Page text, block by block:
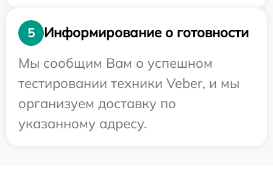
5
Информирование о готовности
Мы сообщим Вам о успешном
тестировании техники Veber, и мы
организуем доставку по
указанному адресу.